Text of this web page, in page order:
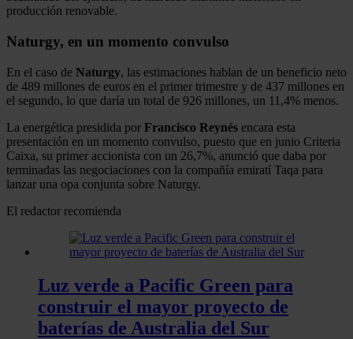
producción renovable.
Naturgy, en un momento convulso
En el caso de Naturgy, las estimaciones hablan de un beneficio neto
de 489 millones de euros en el primer trimestre y de 437 millones en
el segundo, lo que daría un total de 926 millones, un 11,4% menos.
La energética presidida por Francisco Reynés encara esta
presentación en un momento convulso, puesto que en junio Criteria
Caixa, su primer accionista con un 26,7%, anunció que daba por
terminadas las negociaciones con la compañía emiratí Taqa para
lanzar una opa conjunta sobre Naturgy.
El redactor recomienda
Luz verde a Pacific Green para
construir el mayor proyecto de
baterías de Australia del Sur